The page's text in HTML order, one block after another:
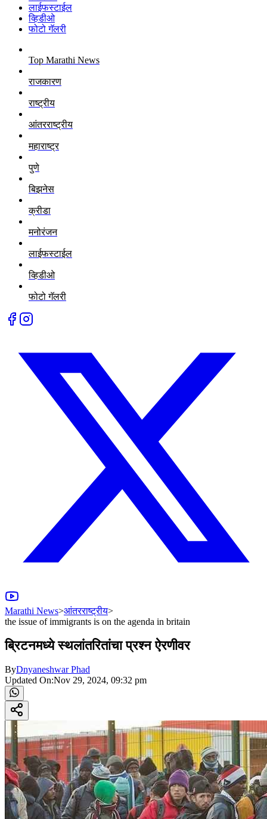
लाईफस्टाईल
व्हिडीओ
फोटो गॅलरी
Top Marathi News
राजकारण
राष्ट्रीय
आंतरराष्ट्रीय
महाराष्ट्र
पुणे
बिझनेस
क्रीडा
मनोरंजन
लाईफस्टाईल
व्हिडीओ
फोटो गॅलरी
Marathi News>आंतरराष्ट्रीय>
the issue of immigrants is on the agenda in britain
ब्रिटनमध्ये स्थलांतरितांचा प्रश्न ऐरणीवर
ByDnyaneshwar Phad
Updated On:Nov 29, 2024, 09:32 pm